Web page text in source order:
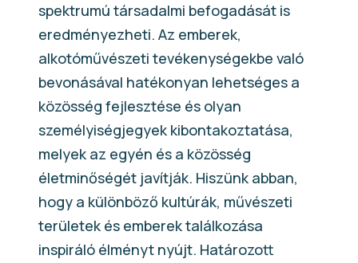
spektrumú társadalmi befogadását is
eredményezheti. Az emberek,
alkotóművészeti tevékenységekbe való
bevonásával hatékonyan lehetséges a
közösség fejlesztése és olyan
személyiségjegyek kibontakoztatása,
melyek az egyén és a közösség
életminőségét javítják. Hiszünk abban,
hogy a különböző kultúrák, művészeti
területek és emberek találkozása
inspiráló élményt nyújt. Határozott